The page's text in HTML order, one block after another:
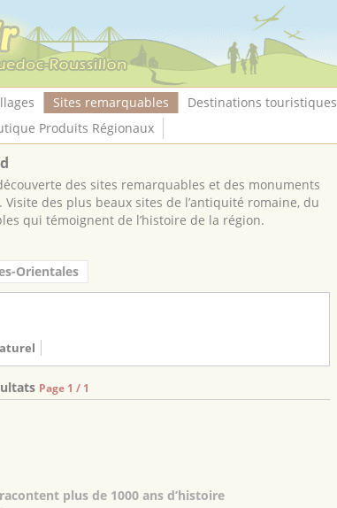
Sites remarquables Destinations touristiques
Produits Régionaux
des sites remarquables et des monuments
des plus beaux sites de l’antiquité romaine, du
qui témoignent de l’histoire de la région.
Orientales
Page 1 / 1
plus de 1000 ans d’histoire